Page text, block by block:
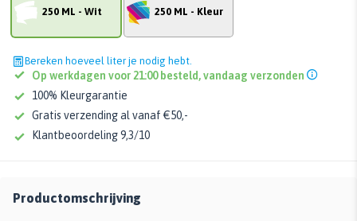
250 ML - Wit 250 ML - Kleur
Bereken hoeveel liter je nodig hebt.
Op werkdagen voor 21:00 besteld, vandaag verzonden
100% Kleurgarantie
Gratis verzending al vanaf €50,-
Klantbeoordeling 9,3/10
Productomschrijving